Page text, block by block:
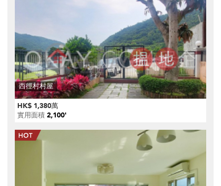
西徑村村屋
HK$ 1,380萬
實用面積 2,100'